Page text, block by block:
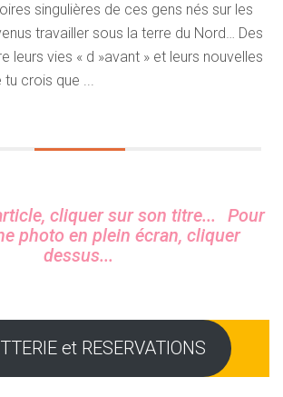
singulières de ces gens nés sur les
travailler sous la terre du Nord… Des
leurs vies « d »avant » et leurs nouvelles
tu crois que ...
cliquer sur son titre...
Pour
photo en plein écran, cliquer
dessus...
et RESERVATIONS